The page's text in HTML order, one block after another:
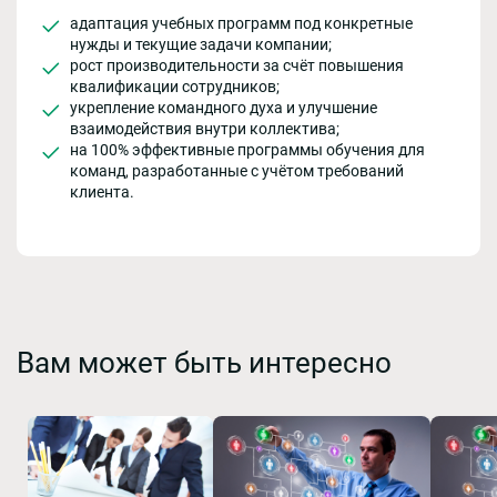
адаптация учебных программ под конкретные
нужды и текущие задачи компании;
рост производительности за счёт повышения
квалификации сотрудников;
укрепление командного духа и улучшение
взаимодействия внутри коллектива;
на 100% эффективные программы обучения для
команд, разработанные с учётом требований
клиента.
Вам может быть интересно